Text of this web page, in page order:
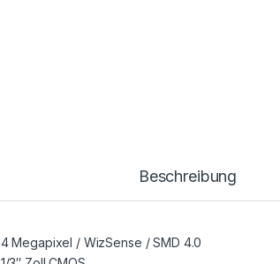
Beschreibung
Megapixel / WizSense / SMD 4.0